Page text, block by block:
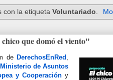
con la etiquetaVoluntariado
que domó el viento"
de DerechosEnRed ,
Ministerio de Asuntos
y Cooperación y